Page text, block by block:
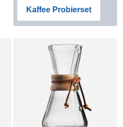
Kaffee Probierset